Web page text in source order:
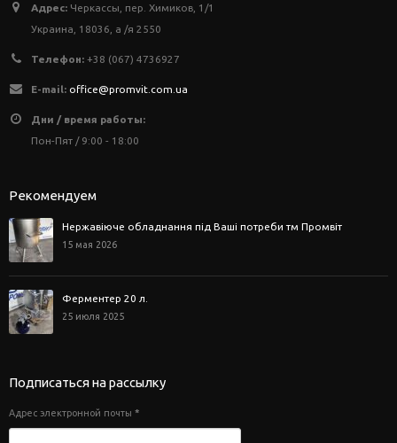
Адрес: Черкассы, пер. Химиков, 1/1
Украина, 18036, а /я 2550
Телефон: +38 (067) 4736927
E-mail: office@promvit.com.ua
Дни / время работы:
Пон-Пят / 9:00 - 18:00
Рекомендуем
Нержавіюче обладнання під Ваші потреби тм Промвіт
15 мая 2026
Ферментер 20 л.
25 июля 2025
Подписаться на рассылку
Адрес электронной почты *